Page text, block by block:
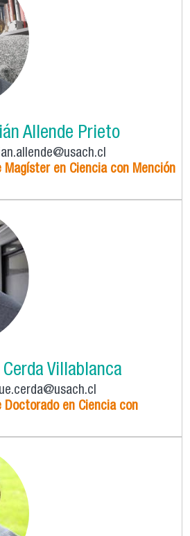
Allende Prieto
en Ciencia con Mención
Villablanca
Doctorado en Ciencia con